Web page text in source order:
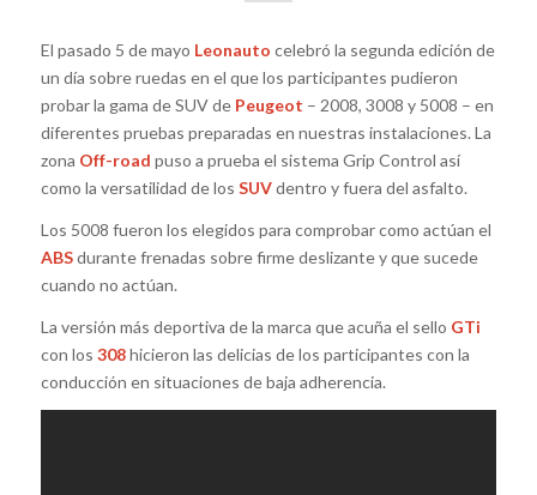
El pasado 5 de mayo Leonauto celebró la segunda edición de
un día sobre ruedas en el que los participantes pudieron
probar la gama de SUV de Peugeot – 2008, 3008 y 5008 – en
diferentes pruebas preparadas en nuestras instalaciones. La
zona Off-road puso a prueba el sistema Grip Control así
como la versatilidad de los SUVdentro y fuera del asfalto.
Los 5008 fueron los elegidos para comprobar como actúan el
ABSdurante frenadas sobre firme deslizante y que sucede
cuando no actúan.
La versión más deportiva de la marca que acuña el sello GTi
con los 308hicieron las delicias de los participantes con la
conducción en situaciones de baja adherencia.